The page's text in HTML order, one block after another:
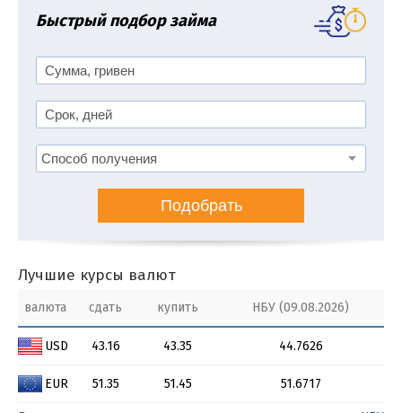
Быстрый подбор займа
Подобрать
Лучшие курсы валют
валюта сдать купить НБУ (09.08.2026)
USD 43.16 43.35 44.7626
EUR 51.35 51.45 51.6717